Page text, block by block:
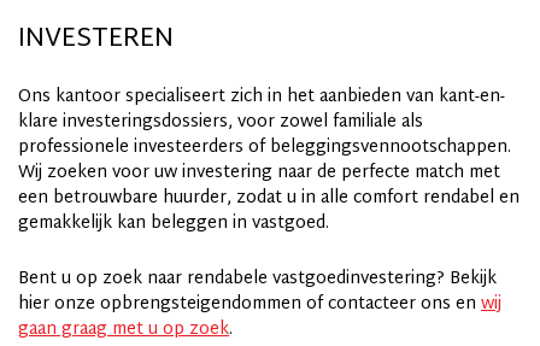
INVESTEREN
Ons kantoor specialiseert zich in het aanbieden van kant-en-
klare investeringsdossiers, voor zowel familiale als
professionele investeerders of beleggingsvennootschappen.
Wij zoeken voor uw investering naar de perfecte match met
een betrouwbare huurder, zodat u in alle comfort rendabel en
gemakkelijk kan beleggen in vastgoed.
Bent u op zoek naar rendabele vastgoedinvestering? Bekijk
hier onze opbrengsteigendommen of contacteer ons en wij
gaan graag met u op zoek.